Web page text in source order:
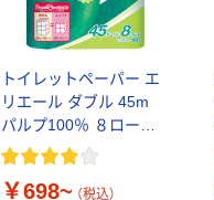
トイレットペーパー エ
リエール ダブル 45m
パルプ100％ ８ロー
ル コンパクト リラッ
王製紙
￥698~ （税込）